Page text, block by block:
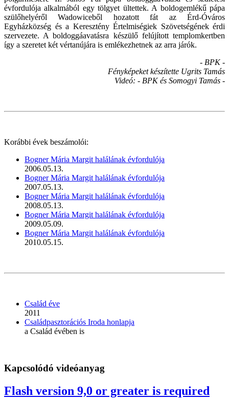
évfordulója alkalmából egy tölgyet ültettek. A boldogemlékű pápa
szülőhelyéről Wadowiceből hozatott fát az Érd-Óváros
Egyházközség és a Keresztény Értelmiségiek Szövetségének érdi
szervezete. A boldoggáavatásra készülő felújított templomkertben
így a szeretet két vértanújára is emlékezhetnek az arra járók.
- BPK -
Fényképeket készítette Ugrits Tamás
Videó: - BPK és Somogyi Tamás -
Korábbi évek beszámolói:
Bogner Mária Margit halálának évfordulója
2006.05.13.
Bogner Mária Margit halálának évfordulója
2007.05.13.
Bogner Mária Margit halálának évfordulója
2008.05.13.
Bogner Mária Margit halálának évfordulója
2009.05.09.
Bogner Mária Margit halálának évfordulója
2010.05.15.
Család éve
2011
Családpasztorációs Iroda honlapja
a Család évében is
Kapcsolódó videóanyag
Flash version 9,0 or greater is required